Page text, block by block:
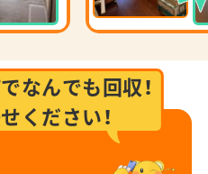
なんでも回収！
ください！